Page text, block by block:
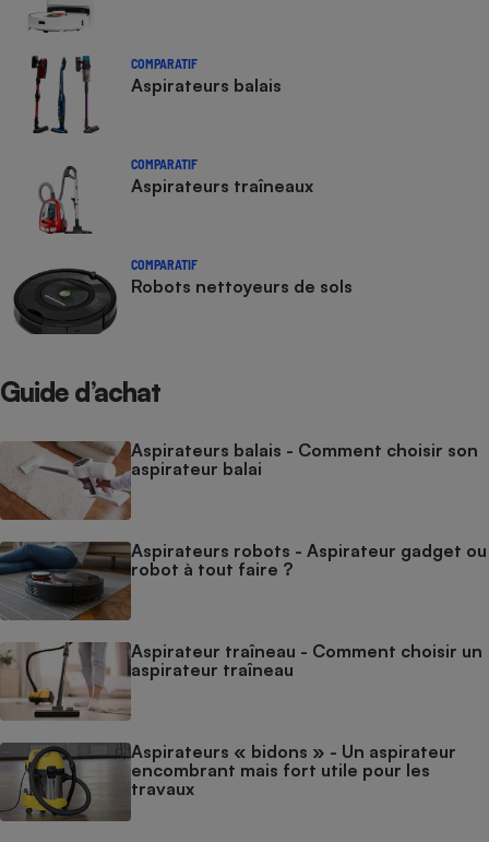
COMPARATIF
Aspirateurs balais
COMPARATIF
Aspirateurs traîneaux
COMPARATIF
Robots nettoyeurs de sols
Guide d’achat
Aspirateurs balais - Comment choisir son
aspirateur balai
Aspirateurs robots - Aspirateur gadget ou
robot à tout faire ?
Aspirateur traîneau - Comment choisir un
aspirateur traîneau
Aspirateurs « bidons » - Un aspirateur
encombrant mais fort utile pour les
travaux